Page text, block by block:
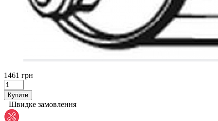
1461 грн
Купити
Швидке замовлення